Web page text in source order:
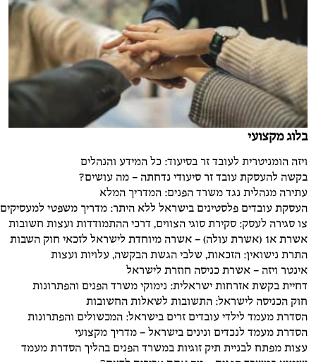
בלוג מקצועי
ויזה הומניטרית לעובד זר בסיעוד: כל המידע והנהלים
בקשה להעסקת עובד זר סיעודי נדחתה – מה עושים?
עתירה מנהלית נגד משרד הפנים: המדריך המלא
העסקת עובדים פלסטינים בישראל ללא היתר: מדריך משפטי למעסיקים
צו סגירה לעסק: סקירת סוגי הצווים, דרכי ההתמודדות ועצות חשובות
אשרת א1 (אשרת עולה) – אשרה מיוחדת לישראל לזכאי חוק השבות
התרת נישואין: הזכאות, שלבי הגשת הבקשה, עלויות ועצות
אינטר ויזה – אשרת כניסה חוזרת לישראל
דחיית בקשת אזרחות ישראלית: נימוקי משרד הפנים והפתרונות
חוק הכניסה לישראל: התשובות לשאלות החשובות
הסדרת מעמד לילדי עובדים זרים בישראל: המכשולים והפתרונות
הסדרת מעמד לנכדים ונינים בישראל – מדריך מקצועי
עצות מפתח לבניית תיק זוגיות במשרד הפנים בהליך הסדרת מעמד